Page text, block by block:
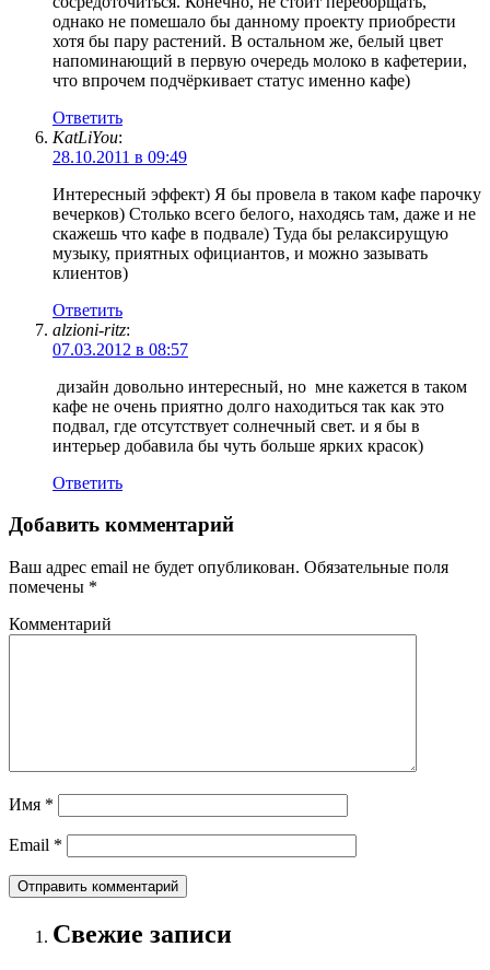
однако не помешало бы данному проекту приобрести
хотя бы пару растений. В остальном же, белый цвет
напоминающий в первую очередь молоко в кафетерии,
что впрочем подчёркивает статус именно кафе)
Ответить
KatLiYou:
28.10.2011 в 09:49
Интересный эффект) Я бы провела в таком кафе парочку
вечерков) Столько всего белого, находясь там, даже и не
скажешь что кафе в подвале) Туда бы релаксирущую
музыку, приятных официантов, и можно зазывать
клиентов)
Ответить
alzioni-ritz:
07.03.2012 в 08:57
дизайн довольно интересный, но мне кажется в таком
кафе не очень приятно долго находиться так как это
подвал, где отсутствует солнечный свет. и я бы в
интерьер добавила бы чуть больше ярких красок)
Ответить
Добавить комментарий
Ваш адрес email не будет опубликован. Обязательные поля
помечены *
Комментарий
Имя *
Email *
Свежие записи